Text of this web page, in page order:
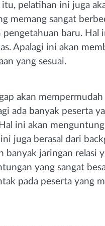
pelatihan ini juga
memang sangat
baru. Hal
Apalagi ini akan
yang sesuai.
akan
ada banyak peserta
ini akan
juga berasal dari
banyak jaringan relasi
yang sangat
pada peserta yang